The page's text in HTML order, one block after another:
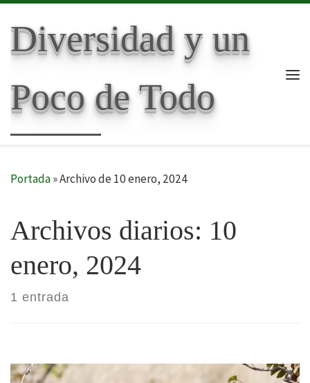
Diversidad y un
Poco de Todo
Portada»Archivo de 10 enero, 2024
Archivos diarios: 10
enero, 2024
1 entrada